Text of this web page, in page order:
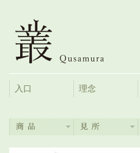
入口 理念